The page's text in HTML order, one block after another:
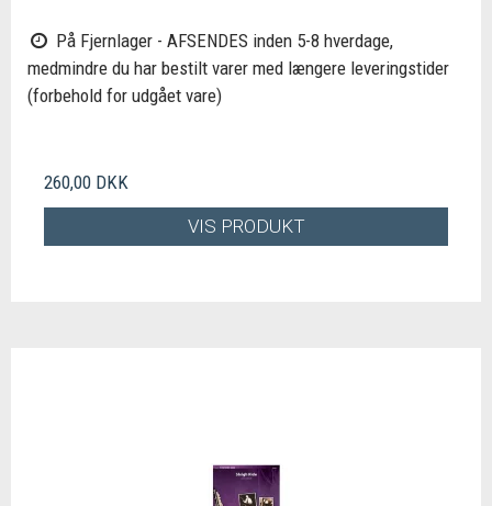
På Fjernlager - AFSENDES inden 5-8 hverdage,
medmindre du har bestilt varer med længere leveringstider
(forbehold for udgået vare)
260,00 DKK
VIS PRODUKT